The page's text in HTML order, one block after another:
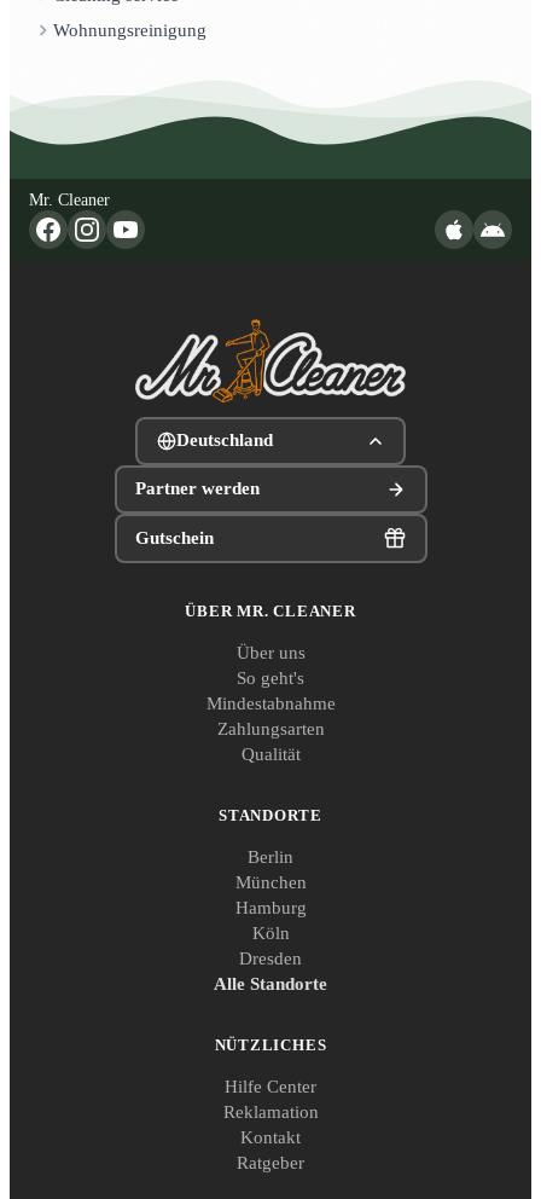
Wohnungsreinigung
Mr. Cleaner
Deutschland
Partner werden
Gutschein
ÜBER MR. CLEANER
Über uns
So geht's
Mindestabnahme
Zahlungsarten
Qualität
STANDORTE
Berlin
München
Hamburg
Köln
Dresden
Alle Standorte
NÜTZLICHES
Hilfe Center
Reklamation
Kontakt
Ratgeber